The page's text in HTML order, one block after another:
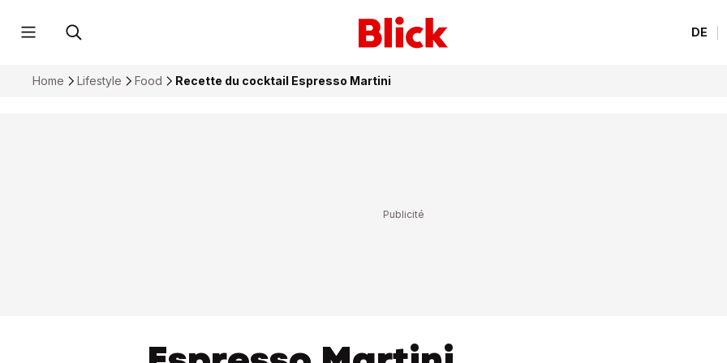
DE
Home Lifestyle Food Recette du cocktail Espresso Martini